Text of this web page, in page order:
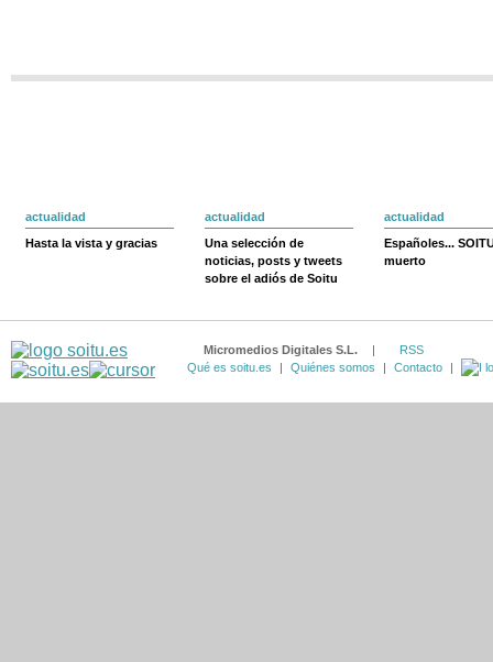
actualidad
Hasta la vista y gracias
actualidad
Una selección de
noticias, posts y tweets
sobre el adiós de Soitu
actualidad
Españoles...
muerto
Micromedios Digitales S.L. |
RSS
Qué es soitu.es
| Quiénes somos | Contacto |